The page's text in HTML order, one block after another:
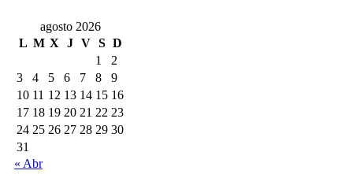
agosto 2026
L M X J V S D
1
2
3
4 5 6 7 8
9
10 11 12 13 14 15 16
17 18 19 20 21 22 23
24 25 26 27 28 29 30
31
« Abr